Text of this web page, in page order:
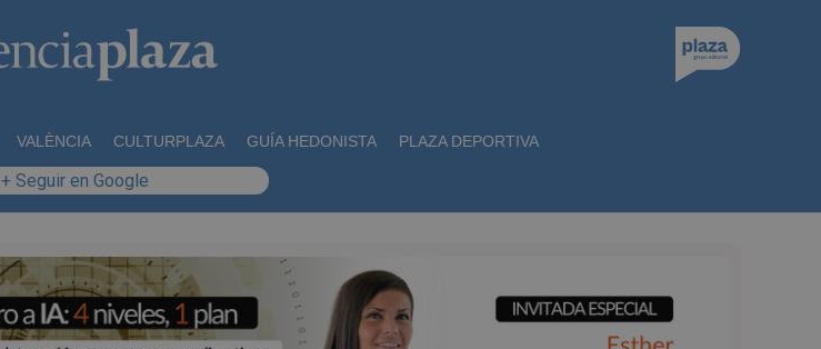
VALÈNCIA CULTURPLAZA GUÍA HEDONISTA PLAZA DEPORTIVA
+ Seguir en Google